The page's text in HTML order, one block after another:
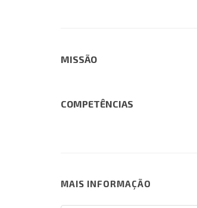
MISSÃO
COMPETÊNCIAS
MAIS INFORMAÇÃO